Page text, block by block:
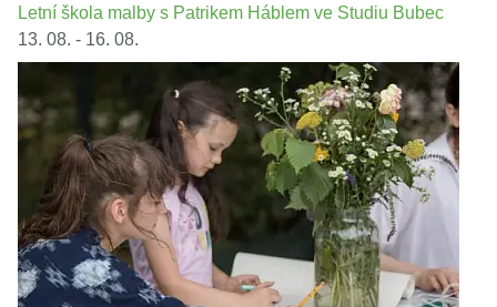
Letní škola malby s Patrikem Háblem ve Studiu Bubec
13. 08. - 16. 08.